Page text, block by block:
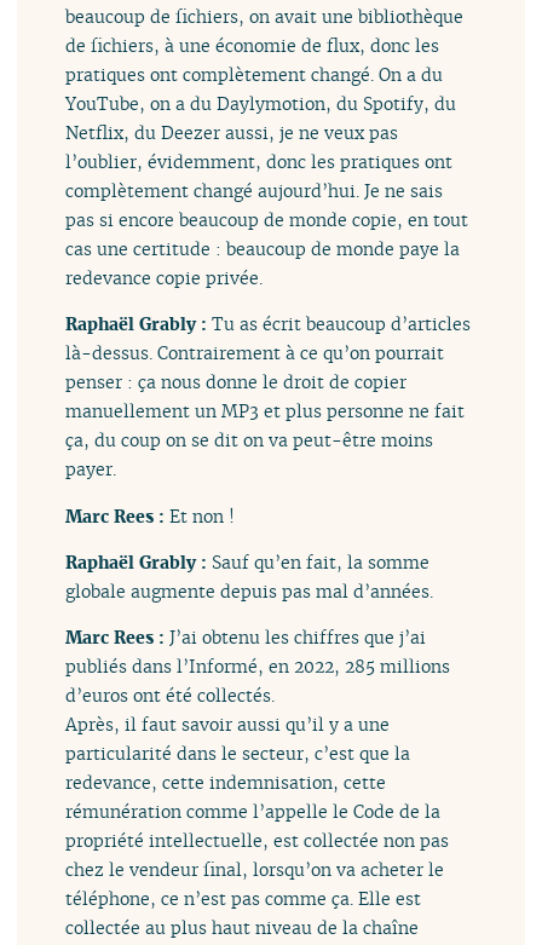
beaucoup de fichiers, on avait une bibliothèque
de fichiers, à une économie de flux, donc les
pratiques ont complètement changé. On a du
YouTube, on a du Daylymotion, du Spotify, du
Netflix, du Deezer aussi, je ne veux pas
l’oublier, évidemment, donc les pratiques ont
complètement changé aujourd’hui. Je ne sais
pas si encore beaucoup de monde copie, en tout
cas une certitude : beaucoup de monde paye la
redevance copie privée.
Raphaël Grably :Tu as écrit beaucoup d’articles
là-dessus. Contrairement à ce qu’on pourrait
penser : ça nous donne le droit de copier
manuellement un MP3 et plus personne ne fait
ça, du coup on se dit on va peut-être moins
payer.
Marc Rees :Et non !
Raphaël Grably : Sauf qu’en fait, la somme
globale augmente depuis pas mal d’années.
Marc Rees :J’ai obtenu les chiffres que j’ai
publiés dans l’Informé, en 2022, 285 millions
d’euros ont été collectés.
Après, il faut savoir aussi qu’il y a une
particularité dans le secteur, c’est que la
redevance, cette indemnisation, cette
rémunération comme l’appelle le Code de la
propriété intellectuelle, est collectée non pas
chez le vendeur final, lorsqu’on va acheter le
téléphone, ce n’est pas comme ça. Elle est
collectée au plus haut niveau de la chaîne